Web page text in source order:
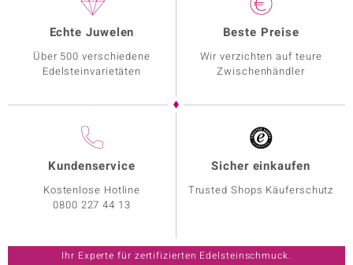
Echte Juwelen
Über 500 verschiedene
Edelsteinvarietäten
Beste Preise
Wir verzichten auf teure
Zwischenhändler
Kundenservice
Kostenlose Hotline
0800 227 44 13
Sicher einkaufen
Trusted Shops Käuferschutz
Ihr Experte für zertifizierten Edelsteinschmuck.